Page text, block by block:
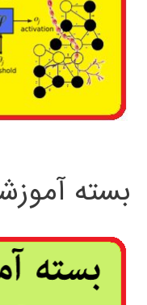
بسته